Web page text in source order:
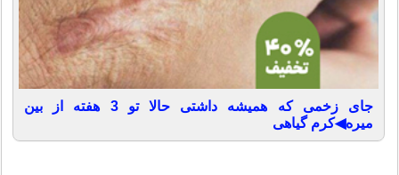
جای زخمی که همیشه داشتی حالا تو 3 هفته از بین
میره◀کرم گیاهی